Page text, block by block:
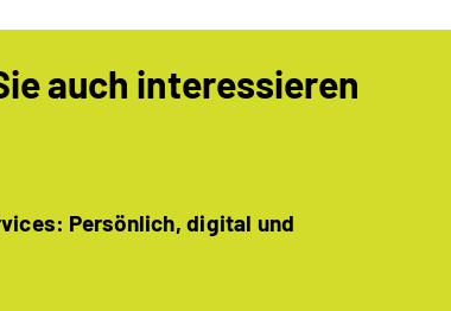
auch interessieren
Persönlich, digital und